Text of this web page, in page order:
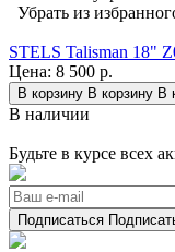
Убрать из
STELS Talisman 18"
Цена: 8 500 р.
В корзину В корзину В
В наличии
Будьте в курсе всех
Подписаться